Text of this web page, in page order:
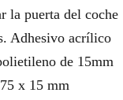
la puerta del coche
Adhesivo acrílico
de 15mm
x 15 mm